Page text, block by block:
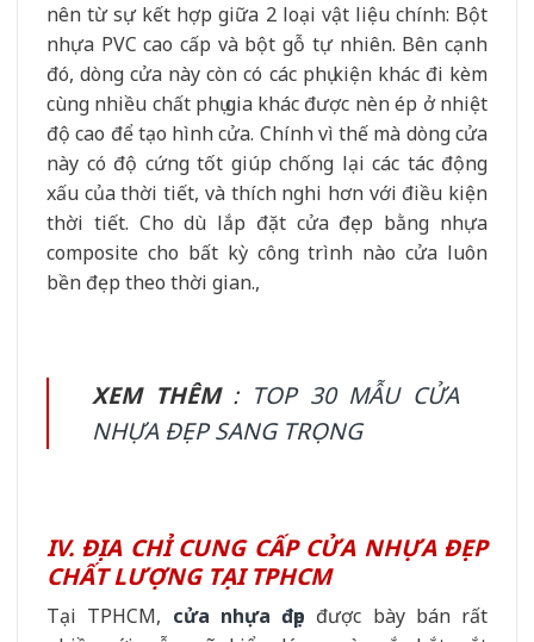
nên từ sự kết hợp giữa 2 loại vật liệu chính: Bột
nhựa PVC cao cấp và bột gỗ tự nhiên. Bên cạnh
đó, dòng cửa này còn có các phụ kiện khác đi kèm
cùng nhiều chất phụ gia khác được nèn ép ở nhiệt
độ cao để tạo hình cửa. Chính vì thế mà dòng cửa
này có độ cứng tốt giúp chống lại các tác động
xấu của thời tiết, và thích nghi hơn với điều kiện
thời tiết. Cho dù lắp đặt cửa đẹp bằng nhựa
composite cho bất kỳ công trình nào cửa luôn
bền đẹp theo thời gian.,
XEM THÊM: TOP 30 MẪU CỬA
NHỰA ĐẸP SANG TRỌNG
IV. ĐỊA CHỈ CUNG CẤP CỬA NHỰA ĐẸP
CHẤT LƯỢNG TẠI TPHCM
Tại TPHCM, cửa nhựa đẹp được bày bán rất